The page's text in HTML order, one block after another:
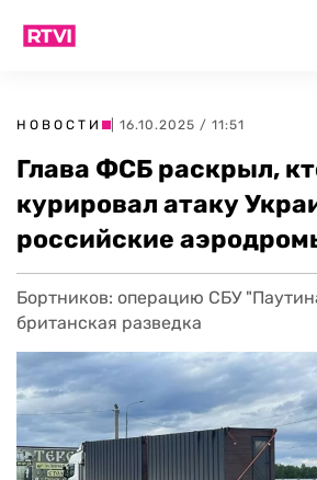
НОВОСТИ | 16.10.2025 / 11:51
Глава ФСБ раскрыл,
курировал атаку
российские
Бортников: операцию СБУ
британская разведка